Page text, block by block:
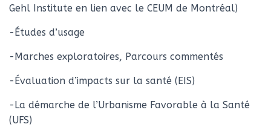
Gehl Institute en lien avec le CEUM de Montréal)
-Études d’usage
-Marches exploratoires, Parcours commentés
-Évaluation d’impacts sur la santé (EIS)
-La démarche de l’Urbanisme Favorable à la Santé
(UFS)